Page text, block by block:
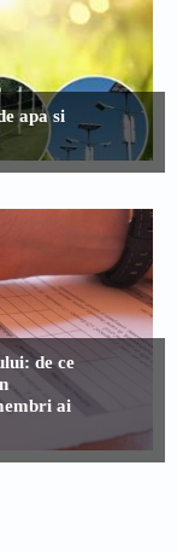
apa si
de ce
ai